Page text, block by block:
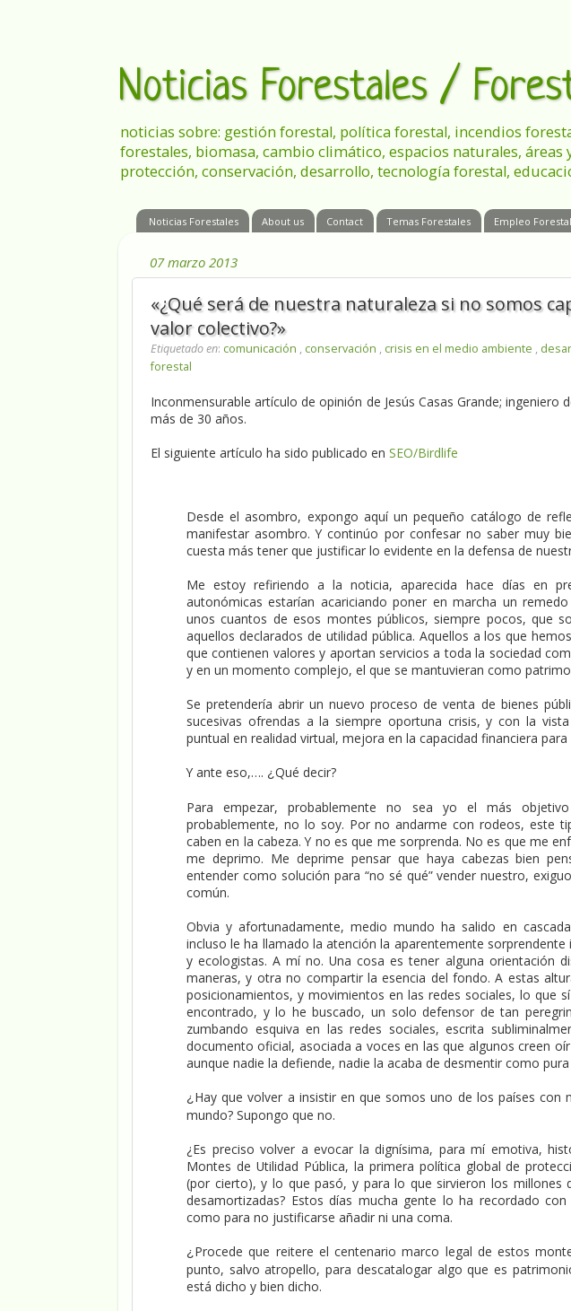
Noticias Forestales /
noticias sobre: gestión forestal, política forestal, incendios
forestales, biomasa, cambio climático, espacios naturales,
protección, conservación, desarrollo, tecnología forestal,
Noticias Forestales About us Contact Temas Forestales Empleo
07 marzo 2013
«¿Qué será de nuestra naturaleza si no somos
valor colectivo?»
Etiquetado en: comunicación , conservación , crisis en el medio ambiente ,
forestal
Inconmensurable artículo de opinión de Jesús Casas Grande;
más de 30 años.
El siguiente artículo ha sido publicado en SEO/Birdlife
Desde el asombro, expongo aquí un pequeño catálogo de
manifestar asombro. Y continúo por confesar no saber muy
cuesta más tener que justificar lo evidente en la defensa de
Me estoy refiriendo a la noticia, aparecida hace días en
autonómicas estarían acariciando poner en marcha un
unos cuantos de esos montes públicos, siempre pocos, que
aquellos declarados de utilidad pública. Aquellos a los que
que contienen valores y aportan servicios a toda la sociedad
y en un momento complejo, el que se mantuvieran como
Se pretendería abrir un nuevo proceso de venta de bienes
sucesivas ofrendas a la siempre oportuna crisis, y con la
puntual en realidad virtual, mejora en la capacidad financiera
Y ante eso,…. ¿Qué decir?
Para empezar, probablemente no sea yo el más
probablemente, no lo soy. Por no andarme con rodeos, este
caben en la cabeza. Y no es que me sorprenda. No es que me
me deprimo. Me deprime pensar que haya cabezas bien
entender como solución para “no sé qué” vender nuestro,
común.
Obvia y afortunadamente, medio mundo ha salido en
incluso le ha llamado la atención la aparentemente
y ecologistas. A mí no. Una cosa es tener alguna orientación
maneras, y otra no compartir la esencia del fondo. A estas
posicionamientos, y movimientos en las redes sociales, lo que
encontrado, y lo he buscado, un solo defensor de tan
zumbando esquiva en las redes sociales, escrita
documento oficial, asociada a voces en las que algunos creen
aunque nadie la defiende, nadie la acaba de desmentir como
¿ Hay que volver a insistir en que somos uno de los países con
mundo? Supongo que no.
¿Es preciso volver a evocar la dignísima, para mí emotiva,
Montes de Utilidad Pública, la primera política global de
(por cierto), y lo que pasó, y para lo que sirvieron los millones
desamortizadas? Estos días mucha gente lo ha recordado
como para no justificarse añadir ni una coma.
¿ Procede que reitere el centenario marco legal de estos
punto, salvo atropello, para descatalogar algo que es
está dicho y bien dicho.